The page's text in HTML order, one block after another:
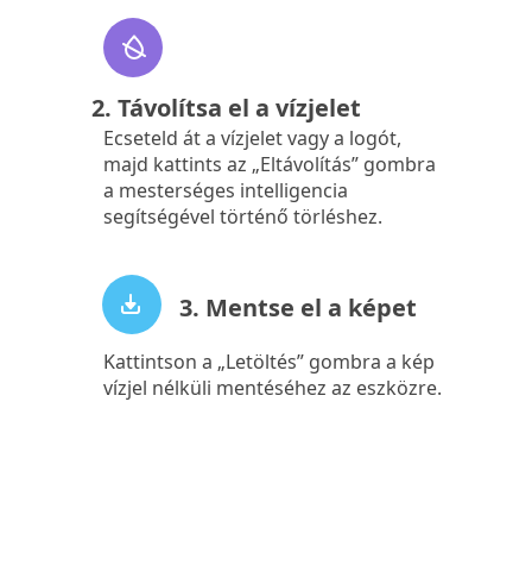
2. Távolítsa el a vízjelet
Ecseteld át a vízjelet vagy a logót,
majd kattints az „Eltávolítás” gombra
a mesterséges intelligencia
segítségével történő törléshez.
3. Mentse el a képet
Kattintson a „Letöltés” gombra a kép
vízjel nélküli mentéséhez az eszközre.